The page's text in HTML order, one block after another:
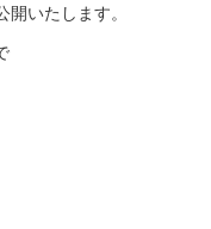
いたします。